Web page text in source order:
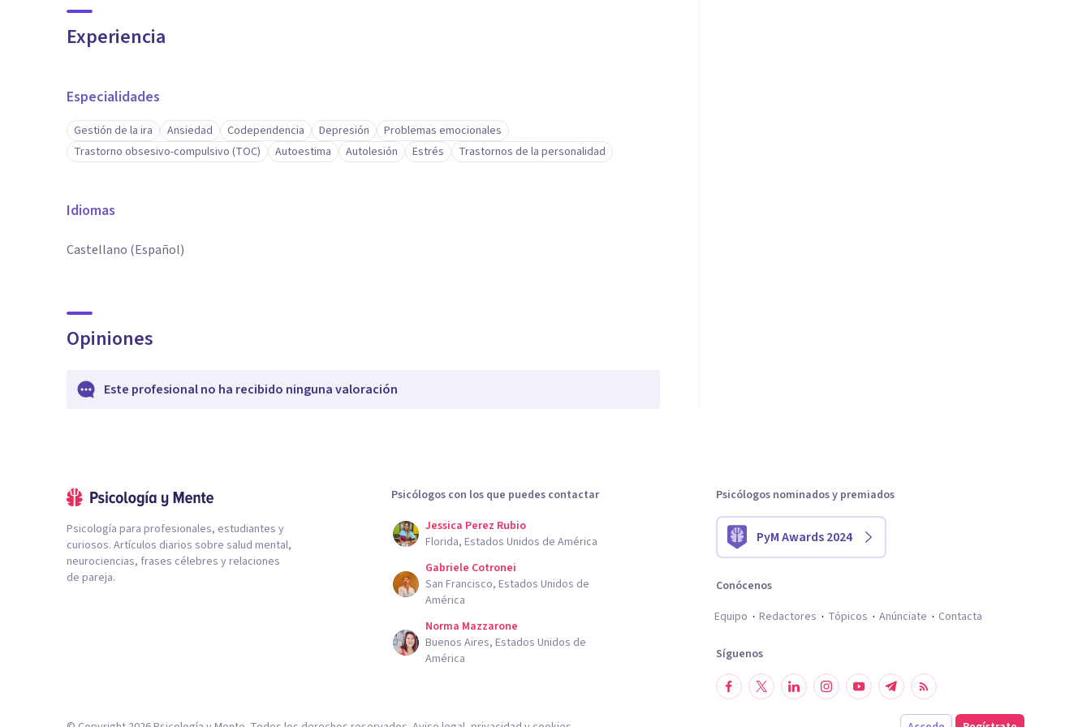
Experiencia
Especialidades
Gestión de la ira Ansiedad Codependencia Depresión
Problemas emocionales
Trastorno obsesivo-compulsivo (TOC)
Autoestima Autolesión Estrés Trastornos de la personalidad
Idiomas
Castellano (Español)
Opiniones
Este profesional no ha recibido ninguna valoración
Psicología para profesionales, estudiantes y
curiosos. Artículos diarios sobre salud mental,
neurociencias, frases célebres y relaciones
de pareja.
Psicólogos con los que puedes contactar
Jessica Perez Rubio
Florida, Estados Unidos de América
Gabriele Cotronei
San Francisco, Estados Unidos de
América
Norma Mazzarone
Buenos Aires, Estados Unidos de
América
Psicólogos nominados y premiados
PyM Awards 2024
Conócenos
Equipo
Redactores Tópicos Anúnciate Contacta
Síguenos